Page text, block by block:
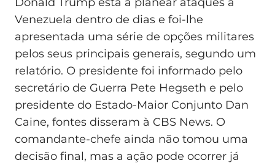
Venezuela dentro de dias e foi-lhe
apresentada uma série de opções militares
pelos seus principais generais, segundo um
relatório. O presidente foi informado pelo
secretário de Guerra Pete Hegseth e pelo
presidente do Estado-Maior Conjunto Dan
Caine, fontes disseram à CBS News. O
comandante-chefe ainda não tomou uma
decisão final, mas a ação pode ocorrer já